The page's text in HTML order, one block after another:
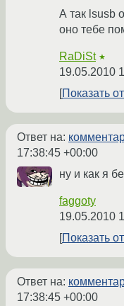
А так lsusb
оно тебе
RaDiSt ★
19.05.2010
Показать
Ответ на:
17:38:45 +00:00
ну и как я
faggoty
19.05.2010
Показать
Ответ на:
17:38:45 +00:00